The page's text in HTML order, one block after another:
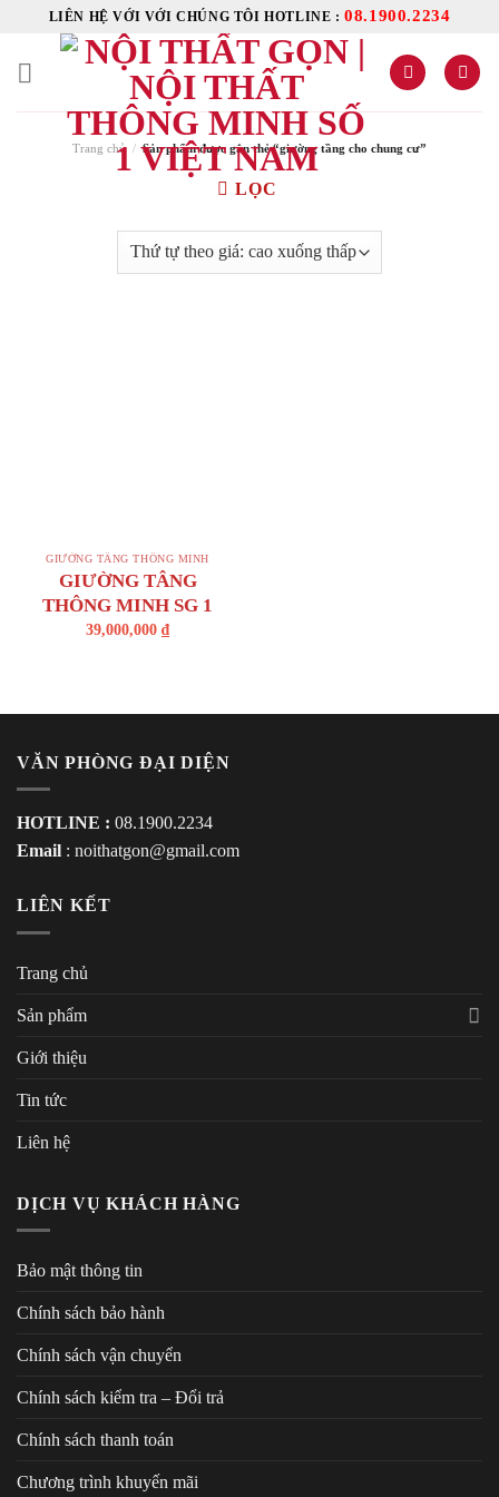
content
LIÊN HỆ VỚI VỚI CHÚNG TÔI HOTLINE :08.1900.2234
Trang chủ / Sản phẩm được gắn thẻ “giường tầng cho chung cư”
LỌC
GIƯỜNG TẦNG THÔNG MINH
GIƯỜNG TÂNG
THÔNG MINH SG 1
39,000,000 ₫
VĂN PHÒNG ĐẠI DIỆN
HOTLINE : 08.1900.2234
Email : noithatgon@gmail.com
LIÊN KẾT
Trang chủ
Sản phẩm
Giới thiệu
Tin tức
Liên hệ
DỊCH VỤ KHÁCH HÀNG
Bảo mật thông tin
Chính sách bảo hành
Chính sách vận chuyển
Chính sách kiểm tra – Đổi trả
Chính sách thanh toán
Chương trình khuyến mãi